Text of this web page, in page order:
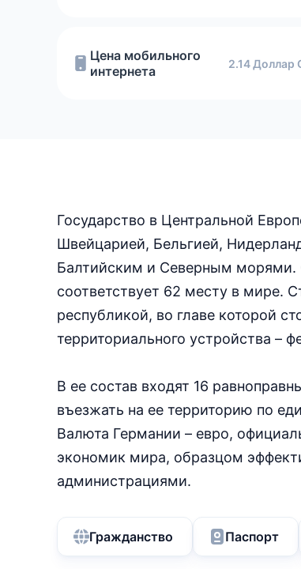
Цена мобильного
интернета
2.14
Государство в Центральной
Швейцарией, Бельгией,
Балтийским и Северным морями.
соответствует 62 месту в мире.
республикой, во главе которой
территориального устройства –
В ее состав входят 16
въезжать на ее территорию по
Валюта Германии – евро,
экономик мира, образцом
администрациями.
Гражданство Паспорт